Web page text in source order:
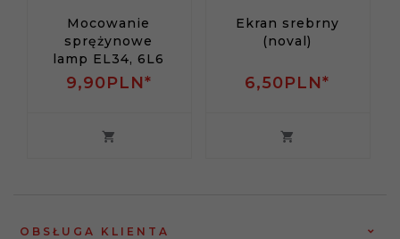
Mocowanie
sprężynowe
lamp EL34, 6L6
9,90PLN*
Ekran srebrny
(noval)
6,50PLN*
OBSŁUGA KLIENTA